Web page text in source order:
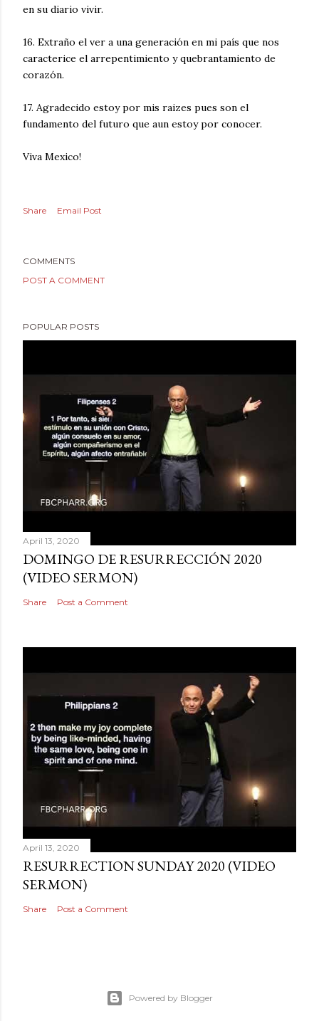
en su diario vivir.
16. Extraño el ver a una generación en mi país que nos
caracterice el arrepentimiento y quebrantamiento de
corazón.
17. Agradecido estoy por mis raizes pues son el
fundamento del futuro que aun estoy por conocer.
Viva Mexico!
Share Email Post
COMMENTS
POST A COMMENT
POPULAR POSTS
April 13, 2020
DOMINGO DE RESURRECCIÓN 2020
(VIDEO SERMON)
Share Post a Comment
April 13, 2020
RESURRECTION SUNDAY 2020 (VIDEO
SERMON)
Share Post a Comment
Powered by Blogger